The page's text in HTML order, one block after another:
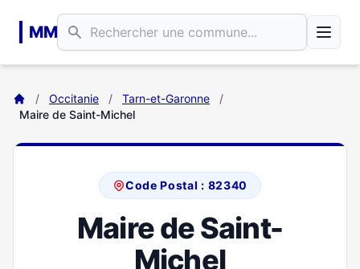
MM
/ Occitanie / Tarn-et-Garonne
/
Maire de Saint-Michel
Code Postal : 82340
Maire de Saint-
Michel